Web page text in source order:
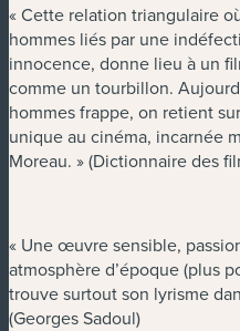
« Cette relation triangulaire
hommes liés par une
innocence, donne lieu à un
comme un tourbillon.
hommes frappe, on retient
unique au cinéma, incarnée
Moreau. » (Dictionnaire des
« Une œuvre sensible,
atmosphère d’époque (plus
trouve surtout son lyrisme
(Georges Sadoul)